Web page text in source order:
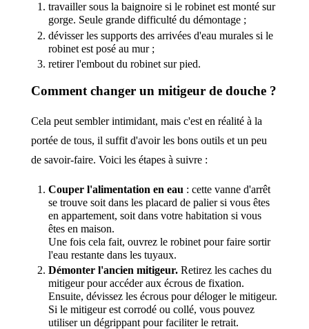
travailler sous la baignoire si le robinet est monté sur
gorge. Seule grande difficulté du démontage ;
dévisser les supports des arrivées d'eau murales si le
robinet est posé au mur ;
retirer l'embout du robinet sur pied.
Comment changer un mitigeur de douche ?
Cela peut sembler intimidant, mais c'est en réalité à la
portée de tous, il suffit d'avoir les bons outils et un peu
de savoir-faire. Voici les étapes à suivre :
Couper l'alimentation en eau : cette vanne d'arrêt
se trouve soit dans les placard de palier si vous êtes
en appartement, soit dans votre habitation si vous
êtes en maison.
Une fois cela fait, ouvrez le robinet pour faire sortir
l'eau restante dans les tuyaux.
Démonter l'ancien mitigeur.Retirez les caches du
mitigeur pour accéder aux écrous de fixation.
Ensuite, dévissez les écrous pour déloger le mitigeur.
Si le mitigeur est corrodé ou collé, vous pouvez
utiliser un dégrippant pour faciliter le retrait.